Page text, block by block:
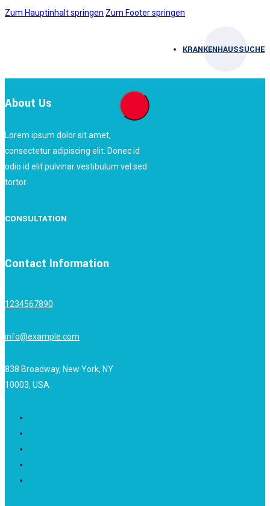
Zum Hauptinhalt springen Zum Footer springen
KRANKENHAUSSUCHE
About Us
Lorem ipsum dolor sit amet,
consectetur adipiscing elit. Donec id
odio id elit pulvinar vestibulum vel sed
tortor.
CONSULTATION
Contact Information
1234567890
info@example.com
838 Broadway, New York, NY
10003, USA